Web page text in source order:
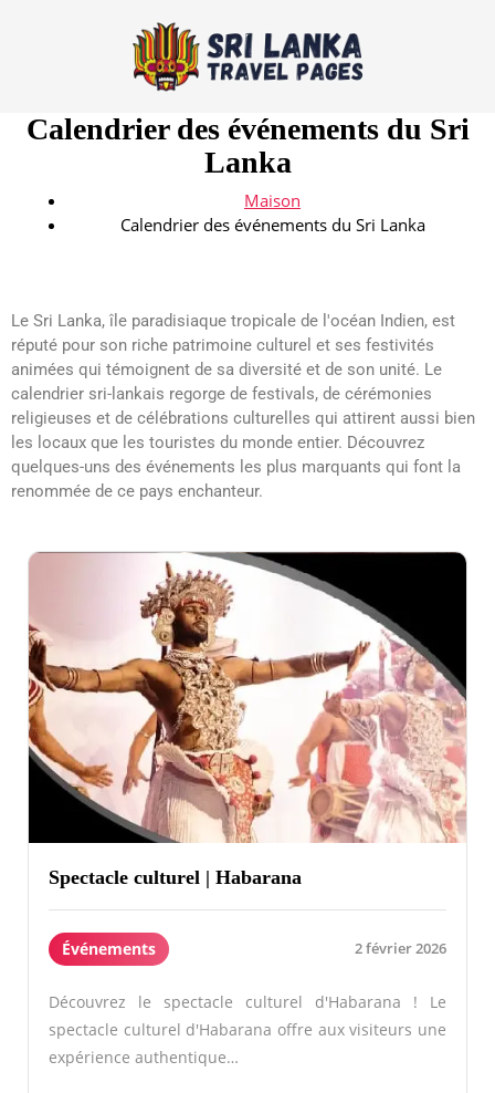
Calendrier des événements du Sri
Lanka
Maison
Calendrier des événements du Sri Lanka
Le Sri Lanka, île paradisiaque tropicale de l'océan Indien, est
réputé pour son riche patrimoine culturel et ses festivités
animées qui témoignent de sa diversité et de son unité. Le
calendrier sri-lankais regorge de festivals, de cérémonies
religieuses et de célébrations culturelles qui attirent aussi bien
les locaux que les touristes du monde entier. Découvrez
quelques-uns des événements les plus marquants qui font la
renommée de ce pays enchanteur.
Spectacle culturel | Habarana
Événements 2 février 2026
Découvrez le spectacle culturel d'Habarana ! Le
spectacle culturel d'Habarana offre aux visiteurs une
expérience authentique…